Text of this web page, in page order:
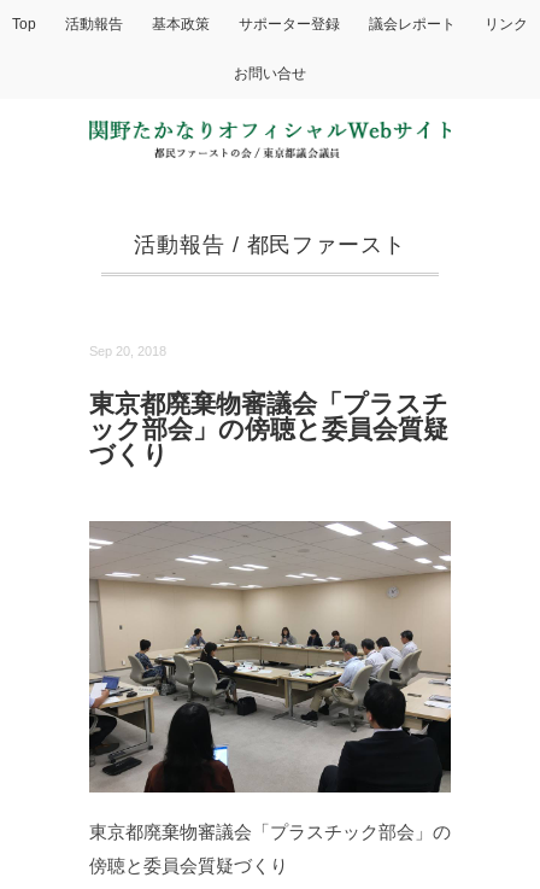
Top 活動報告 基本政策 サポーター登録 議会レポート リンク
お問い合せ
活動報告 / 都民ファースト
Sep 20, 2018
東京都廃棄物審議会「プラスチ
ック部会」の傍聴と委員会質疑
づくり
東京都廃棄物審議会「プラスチック部会」の
傍聴と委員会質疑づくり